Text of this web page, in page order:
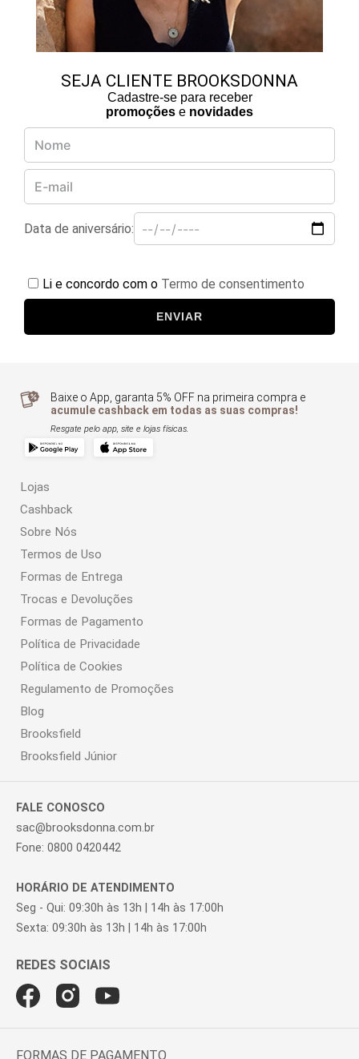
SEJA CLIENTE BROOKSDONNA
Cadastre-se para receber
promoções e novidades
Data de aniversário:
Li e concordo com o Termo de consentimento
ENVIAR
Baixe o App, garanta 5% OFF na primeira compra e
acumule cashback em todas as suas compras!
Resgate pelo app, site e lojas físicas.
Lojas
Cashback
Sobre Nós
Termos de Uso
Formas de Entrega
Trocas e Devoluções
Formas de Pagamento
Política de Privacidade
Política de Cookies
Regulamento de Promoções
Blog
Brooksfield
Brooksfield Júnior
FALE CONOSCO
sac@brooksdonna.com.br
Fone: 0800 0420442
HORÁRIO DE ATENDIMENTO
Seg - Qui: 09:30h às 13h | 14h às 17:00h
Sexta: 09:30h às 13h | 14h às 17:00h
FORMAS DE PAGAMENTO